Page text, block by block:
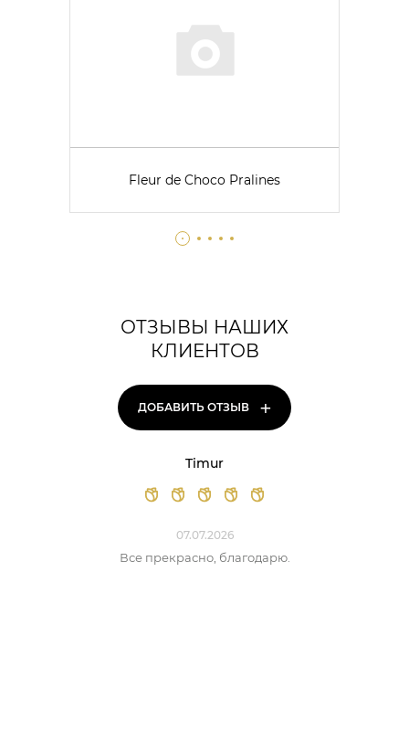
Fleur de Choco Pralines
ОТЗЫВЫ НАШИХ
КЛИЕНТОВ
ДОБАВИТЬ ОТЗЫВ +
Timur
07.07.2026
Все прекрасно, благодарю.